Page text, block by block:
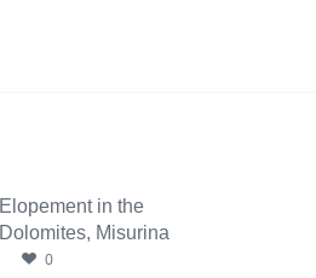
Elopement in the
Dolomites, Misurina
0